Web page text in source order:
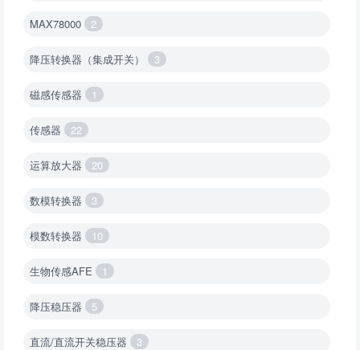
MAX78000 2
降压转换器（集成开关） 3
磁感传感器 1
传感器 22
运算放大器 20
数模转换器 3
模数转换器 10
生物传感AFE 1
降压稳压器 5
直流/直流开关稳压器 3